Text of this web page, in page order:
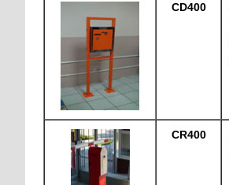
СD400
CR400